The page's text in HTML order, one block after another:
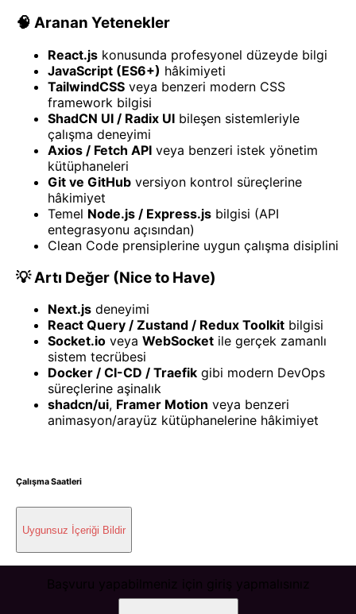
🧠 Aranan Yetenekler
React.js konusunda profesyonel düzeyde bilgi
JavaScript (ES6+) hâkimiyeti
TailwindCSS veya benzeri modern CSS
framework bilgisi
ShadCN UI / Radix UI bileşen sistemleriyle
çalışma deneyimi
Axios / Fetch API veya benzeri istek yönetim
kütüphaneleri
Git ve GitHub versiyon kontrol süreçlerine
hâkimiyet
Temel Node.js / Express.js bilgisi (API
entegrasyonu açısından)
Clean Code prensiplerine uygun çalışma disiplini
💡 Artı Değer (Nice to Have)
Next.js deneyimi
React Query / Zustand / Redux Toolkit bilgisi
Socket.io veya WebSocket ile gerçek zamanlı
sistem tecrübesi
Docker / CI-CD / Traefik gibi modern DevOps
süreçlerine aşinalık
shadcn/ui, Framer Motion veya benzeri
animasyon/arayüz kütüphanelerine hâkimiyet
Çalışma Saatleri
Uygunsuz İçeriği Bildir